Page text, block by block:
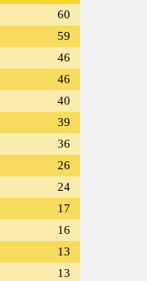
60
59
46
46
40
39
36
26
24
17
16
13
13